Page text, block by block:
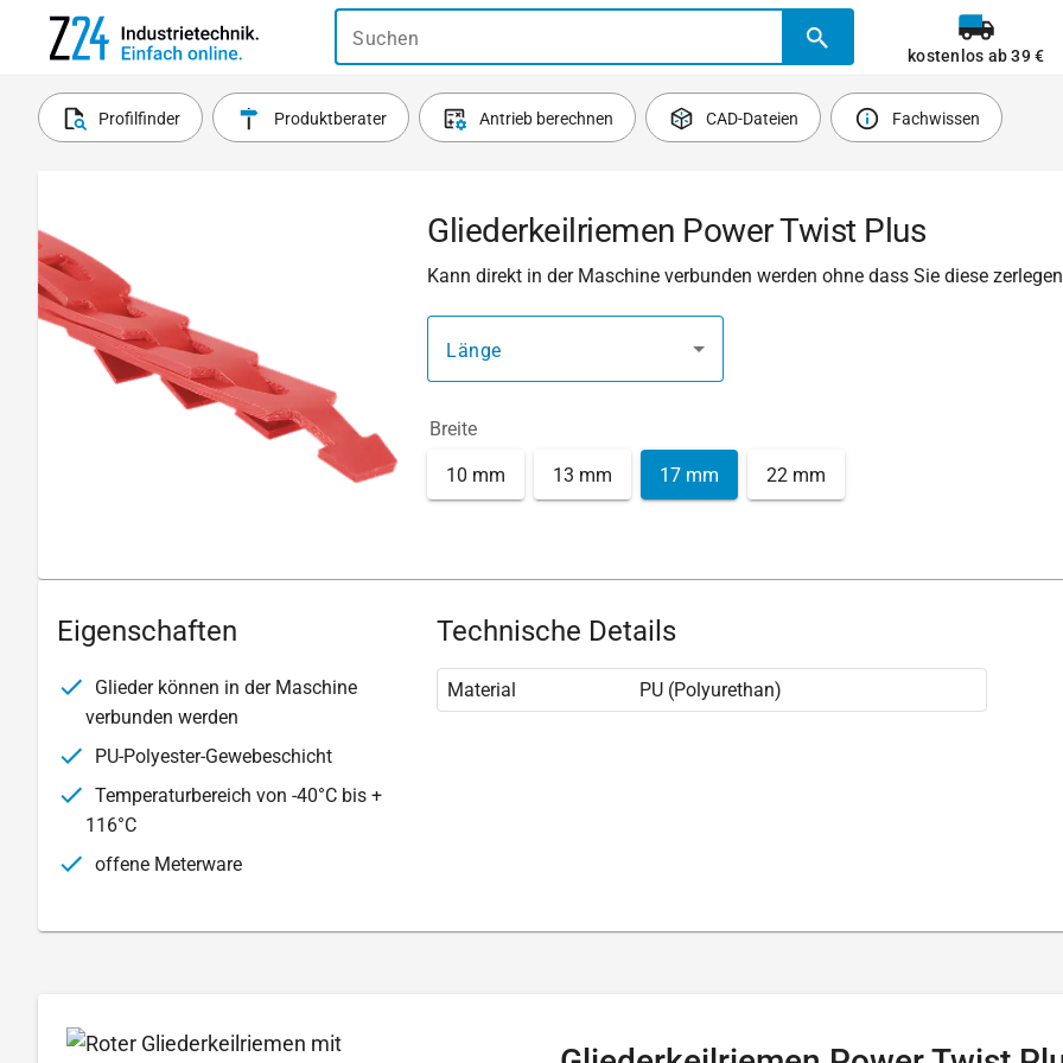
Suchen
kostenlos ab 39 €
Profilfinder Produktberater Antrieb berechnen CAD-Dateien Fachwissen
Gliederkeilriemen Power Twist Plus
Kann direkt in der Maschine verbunden werden ohne dass Sie diese
Länge
Breite
10 mm 13 mm 17 mm 22 mm
Eigenschaften
Glieder können in der Maschine
verbunden werden
PU-Polyester-Gewebeschicht
Temperaturbereich von -40°C bis +
116°C
offene Meterware
Technische Details
Material PU (Polyurethan)